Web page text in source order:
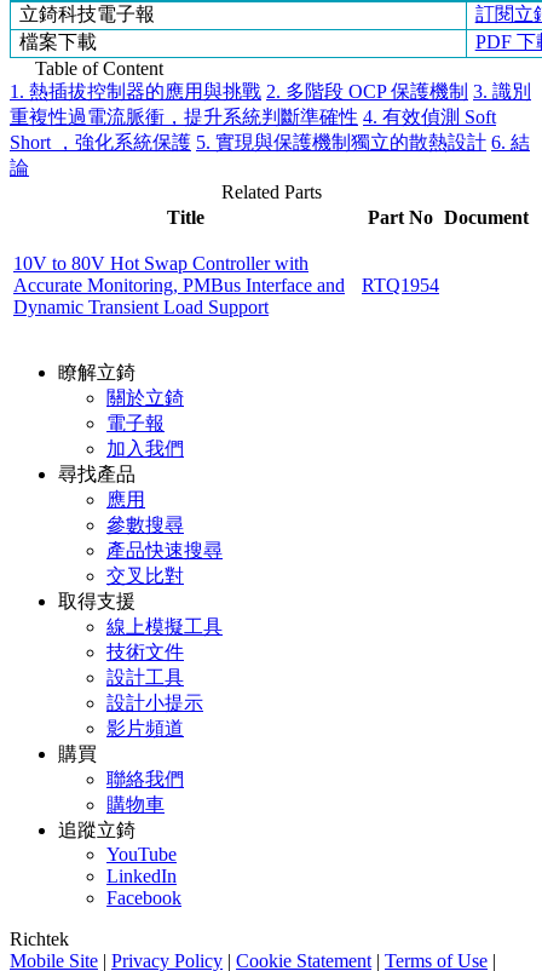
立錡科技電子報
訂閱立
檔案下載
PDF 下
Table of Content
1. 熱插拔控制器的應用與挑戰 2. 多階段 OCP 保護機制 3. 識別
重複性過電流脈衝，提升系統判斷準確性 4. 有效偵測 Soft
Short ，強化系統保護 5. 實現與保護機制獨立的散熱設計 6. 結
論
Related Parts
Title
Part No Document
10V to 80V Hot Swap Controller with
Accurate Monitoring, PMBus Interface and
Dynamic Transient Load Support
RTQ1954
瞭解立錡
關於立錡
電子報
加入我們
尋找產品
應用
參數搜尋
產品快速搜尋
交叉比對
取得支援
線上模擬工具
技術文件
設計工具
設計小提示
影片頻道
購買
聯絡我們
購物車
追蹤立錡
YouTube
LinkedIn
Facebook
Richtek
Mobile Site | Privacy Policy | Cookie Statement | Terms of Use |